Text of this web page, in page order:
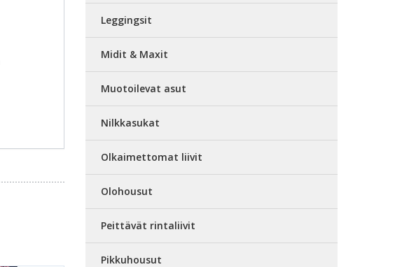
Leggingsit
Midit & Maxit
Muotoilevat asut
Nilkkasukat
Olkaimettomat liivit
Olohousut
Peittävät rintaliivit
Pikkuhousut